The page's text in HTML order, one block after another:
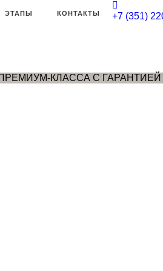
+7 (351)
ЭТАПЫ КОНТАКТЫ
КЛАССА С ГАРАНТИЕЙ